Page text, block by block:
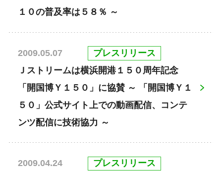
１０の普及率は５８％ ～
2009.05.07
プレスリリース
Ｊストリームは横浜開港１５０周年記念
「開国博Ｙ１５０」に協賛 ～ 「開国博Ｙ１
５０」公式サイト上での動画配信、コンテ
ンツ配信に技術協力 ～
2009.04.24 プレスリリース